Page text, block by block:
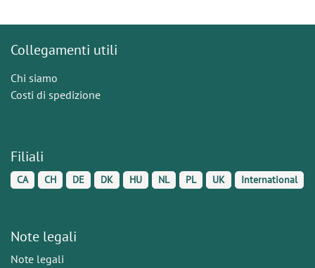
Collegamenti utili
Chi siamo
Costi di spedizione
Filiali
CA CH DE DK HU NL PL UK International
Note legali
Note legali